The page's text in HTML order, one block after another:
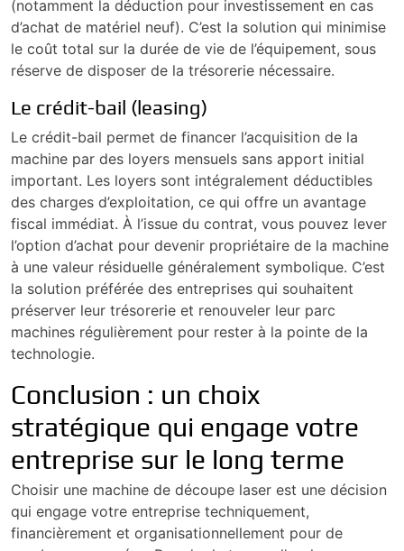
(notamment la déduction pour investissement en cas
d’achat de matériel neuf). C’est la solution qui minimise
le coût total sur la durée de vie de l’équipement, sous
réserve de disposer de la trésorerie nécessaire.
Le crédit-bail (leasing)
Le crédit-bail permet de financer l’acquisition de la
machine par des loyers mensuels sans apport initial
important. Les loyers sont intégralement déductibles
des charges d’exploitation, ce qui offre un avantage
fiscal immédiat. À l’issue du contrat, vous pouvez lever
l’option d’achat pour devenir propriétaire de la machine
à une valeur résiduelle généralement symbolique. C’est
la solution préférée des entreprises qui souhaitent
préserver leur trésorerie et renouveler leur parc
machines régulièrement pour rester à la pointe de la
technologie.
Conclusion : un choix
stratégique qui engage votre
entreprise sur le long terme
Choisir une machine de découpe laser est une décision
qui engage votre entreprise techniquement,
financièrement et organisationnellement pour de